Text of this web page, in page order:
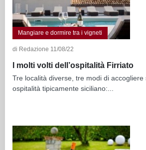
Mangiare e dormire tra i vigneti
di Redazione 11/08/22
I molti volti dell’ospitalità Firriato
Tre località diverse, tre modi di
ospitalità tipicamente siciliano:...